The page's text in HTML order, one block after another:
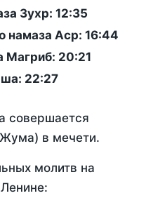
Зухр: 12:35
намаза Аср: 16:44
Магриб: 20:21
22:27
совершается
в мечети.
молитв на